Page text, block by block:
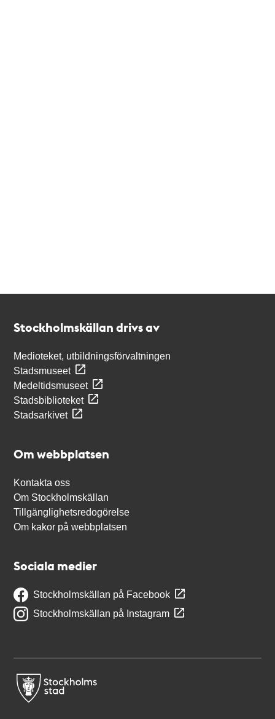
Stockholmskällan drivs av
Medioteket, utbildningsförvaltningen
Stadsmuseet
Medeltidsmuseet
Stadsbiblioteket
Stadsarkivet
Om webbplatsen
Kontakta oss
Om Stockholmskällan
Tillgänglighetsredogörelse
Om kakor på webbplatsen
Sociala medier
Stockholmskällan på Facebook
Stockholmskällan på Instagram